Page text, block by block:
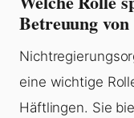
Betreuung
eine wichtige
Häftlingen. Sie